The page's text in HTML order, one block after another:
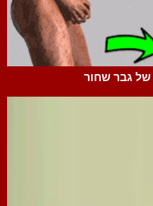
של גבר שחור